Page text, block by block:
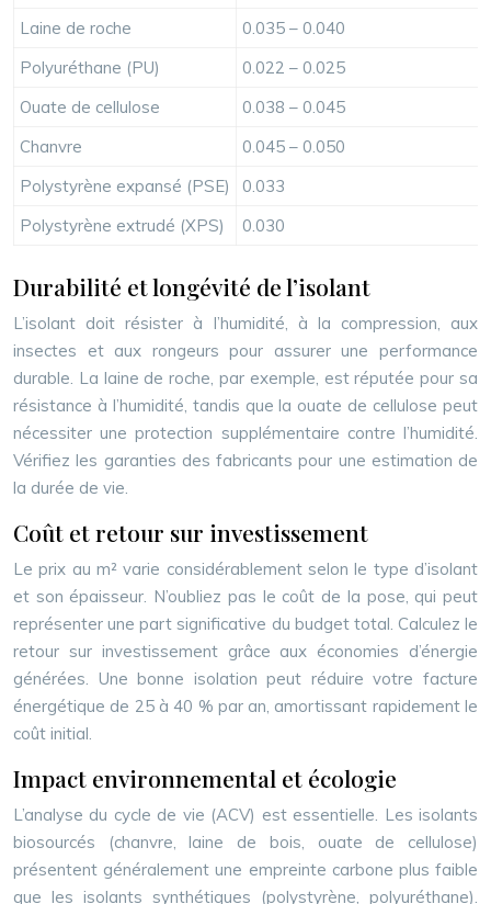
Laine de roche
0.035 – 0.040
Polyuréthane (PU)
0.022 – 0.025
Ouate de cellulose
0.038 – 0.045
Chanvre
0.045 – 0.050
Polystyrène expansé (PSE)
0.033
Polystyrène extrudé (XPS)
0.030
Durabilité et longévité de l’isolant
L’isolant doit résister à l’humidité, à la compression, aux
insectes et aux rongeurs pour assurer une performance
durable. La laine de roche, par exemple, est réputée pour sa
résistance à l’humidité, tandis que la ouate de cellulose peut
nécessiter une protection supplémentaire contre l’humidité.
Vérifiez les garanties des fabricants pour une estimation de
la durée de vie.
Coût et retour sur investissement
Le prix au m² varie considérablement selon le type d’isolant
et son épaisseur. N’oubliez pas le coût de la pose, qui peut
représenter une part significative du budget total. Calculez le
retour sur investissement grâce aux économies d’énergie
générées. Une bonne isolation peut réduire votre facture
énergétique de 25 à 40 % par an, amortissant rapidement le
coût initial.
Impact environnemental et écologie
L’analyse du cycle de vie (ACV) est essentielle. Les isolants
biosourcés (chanvre, laine de bois, ouate de cellulose)
présentent généralement une empreinte carbone plus faible
que les isolants synthétiques (polystyrène, polyuréthane).